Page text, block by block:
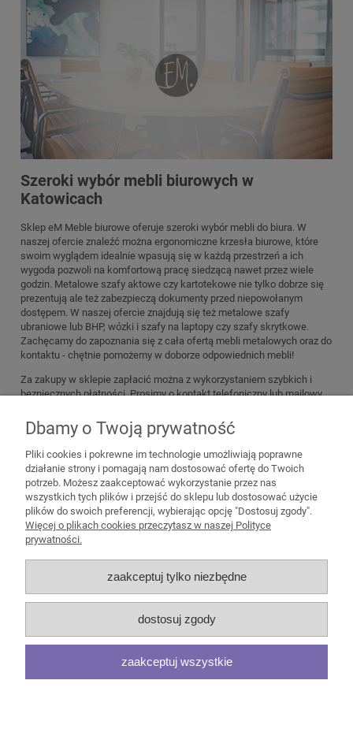
Szeroki wybór mebli biurowych w
Katowicach
Sklep eM Meble biurowe oferuje szeroki wybór mebli do biura. W
naszej ofercie znaleźć można ergonomiczne krzesła biurowe, które
swoim wyglądem idealnie wpasują się w każdą przestrzeń a ich
wygoda pozwoli na komfortową pracę siedzącą nawet przez wiele
godzin. Metalowe szafy aktowe czy kartotekowe nie tylko dobrze się
prezentują ale też zabezpieczą dokumenty przed niepowołanym
dostępem. W naszej ofercie znajdują się też metalowe szafy
ubraniowe lub BHP, wózki i szafy na laptopy czy szafy skrytkowe.
Zachęcamy do zapoznania się z cała ofertą mebli metalowych oraz do
kontaktu - chętnie pomożemy w doborze odpowiednich mebli!
Za zakupy w sklepie zapłacić można z wykorzystaniem szybkich i
bezpiecznych płatności. Prosimy o kontakt telefoniczny lub mailowy
Zadzwoń lub napisz do nas! Tel. 512 399 799 lub biuro@emmeble.pl
Pomoc
Moje konto
Płatności i dostawa
Informacje
Dbamy o Twoją prywatność
Pliki cookies i pokrewne im technologie umożliwiają poprawne
działanie strony i pomagają nam dostosować ofertę do Twoich
potrzeb. Możesz zaakceptować wykorzystanie przez nas
wszystkich tych plików i przejść do sklepu lub dostosować użycie
plików do swoich preferencji, wybierając opcję "Dostosuj zgody".
Więcej o plikach cookies przeczytasz w naszej Polityce
prywatności.
zaakceptuj tylko niezbędne
dostosuj zgody
zaakceptuj wszystkie